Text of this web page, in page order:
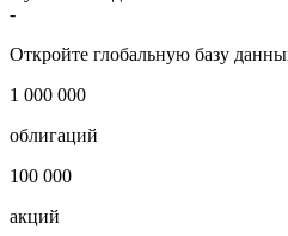
-
-
Откройте глобальную базу данных
1 000 000
облигаций